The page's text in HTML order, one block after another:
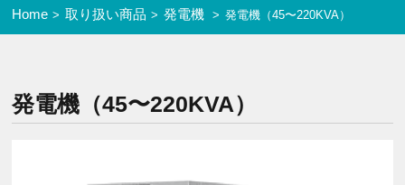
Home 取り扱い商品 発電機 発電機（45〜220KVA）
発電機（45〜220KVA）